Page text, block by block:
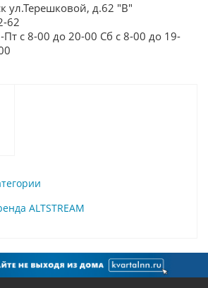
ул.Терешковой, д.62 "В"
62
с 8-00 до 20-00 Сб с 8-00 до 19-
ALTSTREAM